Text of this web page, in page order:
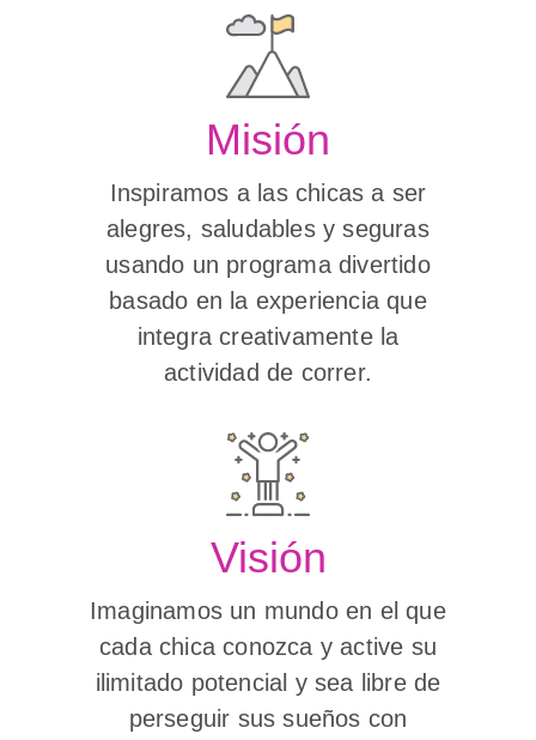
Misión
Inspiramos a las chicas a ser
alegres, saludables y seguras
usando un programa divertido
basado en la experiencia que
integra creativamente la
actividad de correr.
Visión
Imaginamos un mundo en el que
cada chica conozca y active su
ilimitado potencial y sea libre de
perseguir sus sueños con